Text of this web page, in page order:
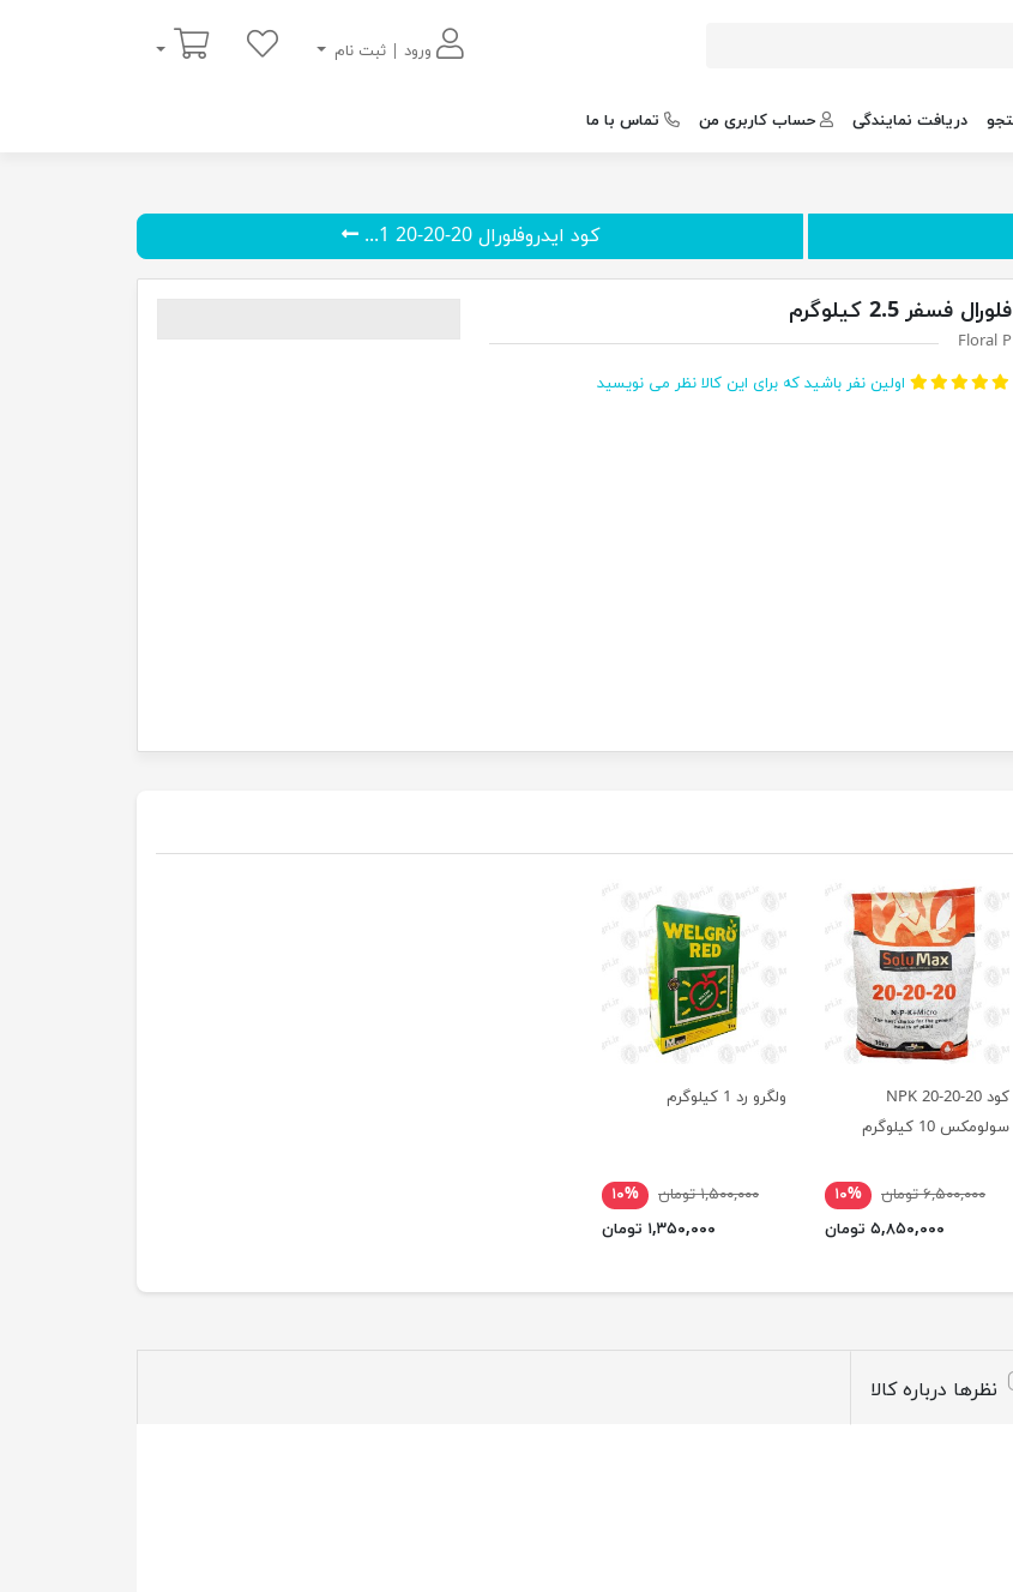
ورود | ثبت نام
سبد خرید
دریافت نمایندگی حساب کاربری من تماس با ما
کود ایدروفلورال 20-20-20 1...
فلورال فسفر 2.5 کیلوگرم
Floral P
اولین نفر باشید که برای این کالا نظر می نویسید
کود NPK 20-20-20
سولومکس 10 کیلوگرم
۶,۵۰۰,۰۰۰ تومان
۱۰%
۵,۸۵۰,۰۰۰ تومان
ولگرو رد 1 کیلوگرم
۱,۵۰۰,۰۰۰ تومان
۱۰%
۱,۳۵۰,۰۰۰ تومان
نظرها درباره کالا